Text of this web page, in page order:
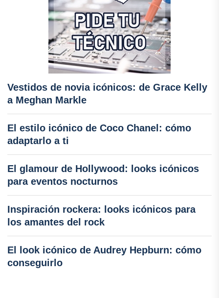
Vestidos de novia icónicos: de Grace Kelly
a Meghan Markle
El estilo icónico de Coco Chanel: cómo
adaptarlo a ti
El glamour de Hollywood: looks icónicos
para eventos nocturnos
Inspiración rockera: looks icónicos para
los amantes del rock
El look icónico de Audrey Hepburn: cómo
conseguirlo